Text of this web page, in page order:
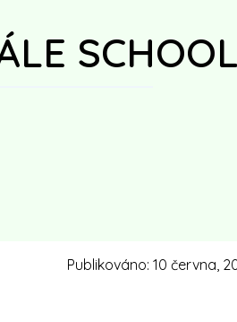
Publikováno: 10 června,